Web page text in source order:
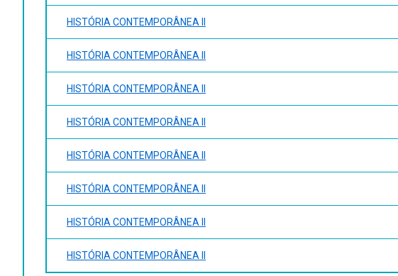
HISTÓRIA CONTEMPORÂNEA II
HISTÓRIA CONTEMPORÂNEA II
HISTÓRIA CONTEMPORÂNEA II
HISTÓRIA CONTEMPORÂNEA II
HISTÓRIA CONTEMPORÂNEA II
HISTÓRIA CONTEMPORÂNEA II
HISTÓRIA CONTEMPORÂNEA II
HISTÓRIA CONTEMPORÂNEA II